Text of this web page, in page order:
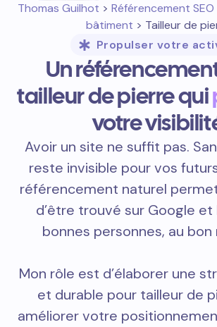
Thomas Guilhot > Référencement SEO
bâtiment > Tailleur de
Propulser votre
Un
tailleur de pierre qui
votre
Avoir un site ne suffit pas.
reste invisible pour vos
référencement naturel
d’être trouvé sur Google et
bonnes personnes, au
Mon rôle est d’élaborer une
et durable pour tailleur de
améliorer votre